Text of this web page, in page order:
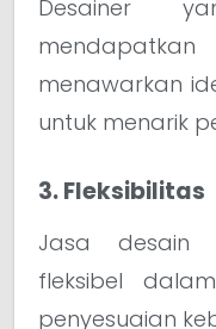
Desainer
menawarkan
untuk menarik
3. Fleksibilitas
Jasa desain
fleksibel
penyesuaian